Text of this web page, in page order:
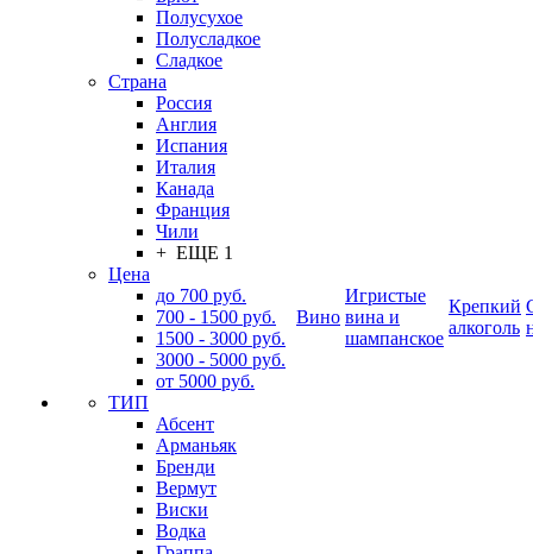
Полусухое
Полусладкое
Сладкое
Страна
Россия
Англия
Испания
Италия
Канада
Франция
Чили
+ ЕЩЕ 1
Цена
до 700 руб.
700 - 1500 руб.
1500 - 3000 руб.
3000 - 5000 руб.
от 5000 руб.
ТИП
Абсент
Арманьяк
Бренди
Вермут
Виски
Водка
Вино
Игристые
вина и
шампанское
Крепкий
алкоголь